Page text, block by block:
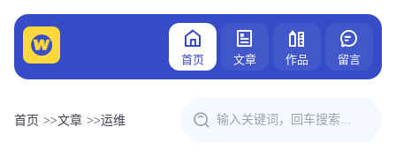
首页 文章 作品 留言
首页 >>文章 >>运维